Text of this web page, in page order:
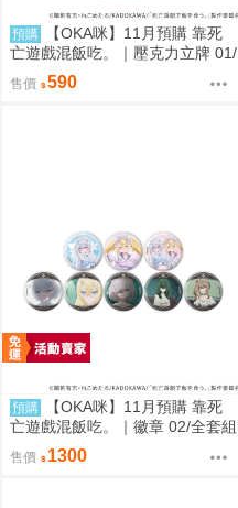
預購
【OKA咪】11月預購 靠死
亡遊戲混飯吃。｜壓克力立牌 01/
A(新繪插畫) (幽鬼)
售價 590
預購
【OKA咪】11月預購 靠死
亡遊戲混飯吃。｜徽章 02/全套組
(全8種)(官方&新繪插畫)
售價 1300